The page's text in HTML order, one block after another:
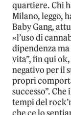
quartiere. Chi
Milano, leggo,
Baby Gang,
«l’uso di
dipendenza
vita”, fin qui
negativo per il
propri
successo”.
tempi del